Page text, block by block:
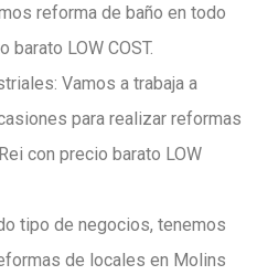
reforma de baño en todo
LOW COST.
Vamos a trabaja a
para realizar reformas
con precio barato LOW
tipo de negocios, tenemos
de locales en Molins